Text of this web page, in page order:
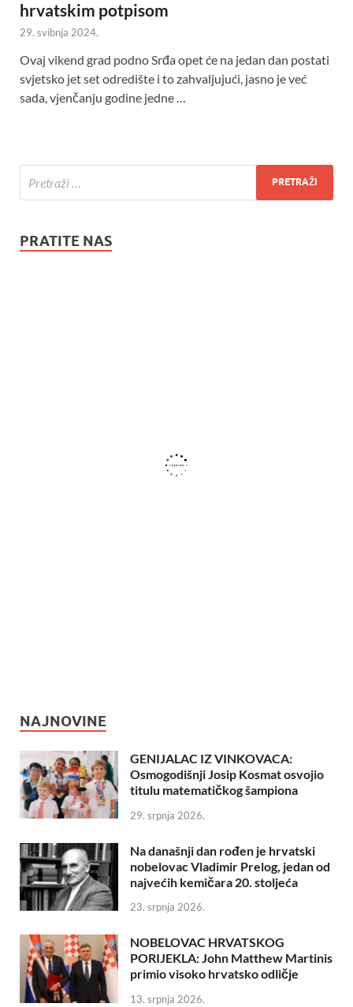
hrvatskim potpisom
29. svibnja 2024.
Ovaj vikend grad podno Srđa opet će na jedan dan postati
svjetsko jet set odredište i to zahvaljujući, jasno je već
sada, vjenčanju godine jedne …
PRATITE NAS
NAJNOVINE
GENIJALAC IZ VINKOVACA:
Osmogodišnji Josip Kosmat osvojio
titulu matematičkog šampiona
29. srpnja 2026.
Na današnji dan rođen je hrvatski
nobelovac Vladimir Prelog, jedan od
najvećih kemičara 20. stoljeća
23. srpnja 2026.
NOBELOVAC HRVATSKOG
PORIJEKLA: John Matthew Martinis
primio visoko hrvatsko odličje
13. srpnja 2026.